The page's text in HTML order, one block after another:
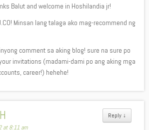
Balut and welcome in Hoshilandia jr!
Minsan lang talaga ako mag-recommend ng
comment sa aking blog! sure na sure po
invitations (madami-dami po ang aking mga
career!) hehehe!
Reply ↓
at 8:11 am